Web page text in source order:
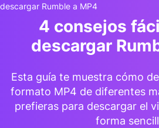
descargar Rumble a MP4
4 consejos
descargar
Esta guía te muestra cómo
formato MP4 de diferentes
prefieras para descargar el
forma